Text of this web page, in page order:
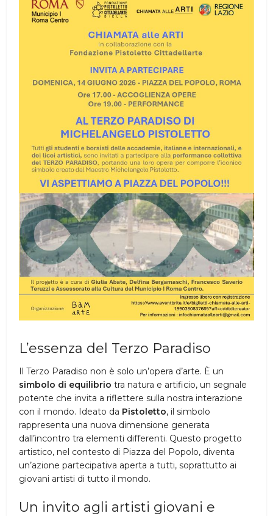
L’essenza del Terzo Paradiso
Il Terzo Paradiso non è solo un’opera d’arte. È un
simbolo di equilibrio tra natura e artificio, un segnale
potente che invita a riflettere sulla nostra interazione
con il mondo. Ideato da Pistoletto, il simbolo
rappresenta una nuova dimensione generata
dall’incontro tra elementi differenti. Questo progetto
artistico, nel contesto di Piazza del Popolo, diventa
un’azione partecipativa aperta a tutti, soprattutto ai
giovani artisti di tutto il mondo.
Un invito agli artisti giovani e